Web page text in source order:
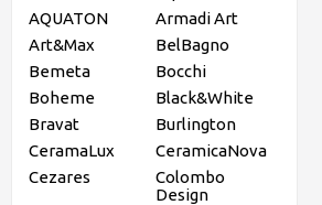
AQUATON
Armadi Art
Art&Max
BelBagno
Bemeta
Bocchi
Boheme
Black&White
Bravat
Burlington
CeramaLux
CeramicaNova
Cezares
Colombo
Design